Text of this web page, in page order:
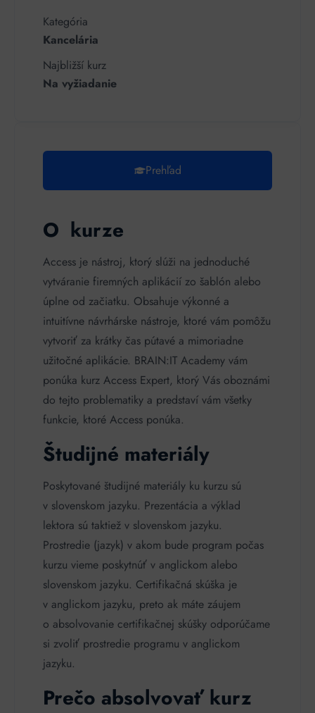
Kategória
Kancelária
Najbližší kurz
Na vyžiadanie
Prehľad
O kurze
Access je nástroj, ktorý slúži na jednoduché
vytváranie firemných aplikácií zo šablón alebo
úplne od začiatku. Obsahuje výkonné a
intuitívne návrhárske nástroje, ktoré vám pomôžu
vytvoriť za krátky čas pútavé a mimoriadne
užitočné aplikácie. BRAIN:IT Academy vám
ponúka kurz Access Expert, ktorý Vás oboznámi
do tejto problematiky a predstaví vám všetky
funkcie, ktoré Access ponúka.
Študijné materiály
Poskytované študijné materiály ku kurzu sú
v slovenskom jazyku. Prezentácia a výklad
lektora sú taktiež v slovenskom jazyku.
Prostredie (jazyk) v akom bude program počas
kurzu vieme poskytnúť v anglickom alebo
slovenskom jazyku. Certifikačná skúška je
v anglickom jazyku, preto ak máte záujem
o absolvovanie certifikačnej skúšky odporúčame
si zvoliť prostredie programu v anglickom
jazyku.
Prečo absolvovať kurz